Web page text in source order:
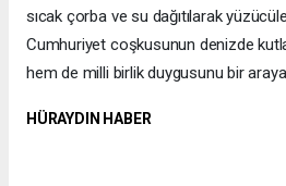
sıcak çorba ve su dağıtılarak
Cumhuriyet coşkusunun denizde
hem de milli birlik duygusunu bir
HÜRAYDIN HABER